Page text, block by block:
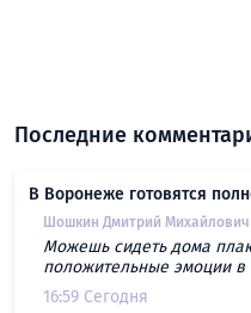
Последние
В Воронеже готовятся
Шошкин Дмитрий Михайлович
Можешь сидеть дома
положительные эмоции в
16:59 Сегодня